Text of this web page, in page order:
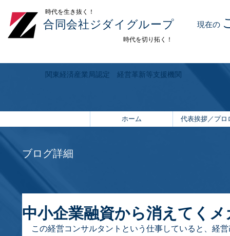
合同会社ジダイグループ 現在の
​時代を生き抜く！
時代を切り拓く！
関東経済産業局認定 経営革新等支援機関
ホーム 代表挨拶／プロ
ブログ詳細
中小企業融資から消えてく
この経営コンサルタントという仕事していると、経